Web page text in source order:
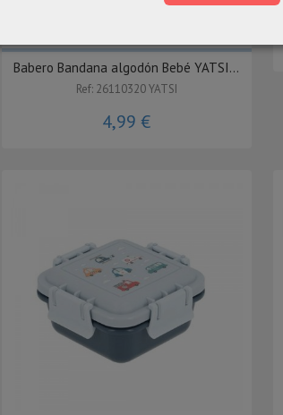
Babero Bandana algodón Bebé YATSI...
Ref: 26110320 YATSI
4,99 €